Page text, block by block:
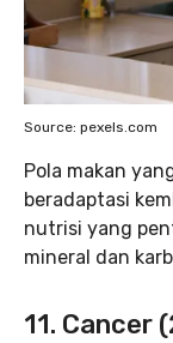
Source: pexels.com
Pola makan
beradaptasi
nutrisi yang
mineral dan
11. Cancer